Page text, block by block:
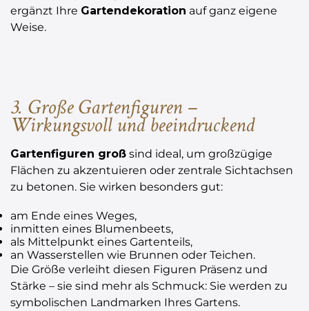
ergänzt Ihre Gartendekoration auf ganz eigene
Weise.
3. Große Gartenfiguren –
Wirkungsvoll und beeindruckend
Gartenfiguren groß sind ideal, um großzügige
Flächen zu akzentuieren oder zentrale Sichtachsen
zu betonen. Sie wirken besonders gut:
am Ende eines Weges,
inmitten eines Blumenbeets,
als Mittelpunkt eines Gartenteils,
an Wasserstellen wie Brunnen oder Teichen.
Die Größe verleiht diesen Figuren Präsenz und
Stärke – sie sind mehr als Schmuck: Sie werden zu
symbolischen Landmarken Ihres Gartens.